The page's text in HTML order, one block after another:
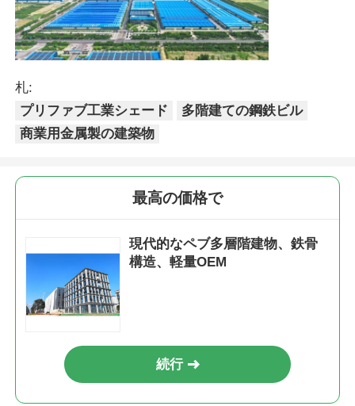
鋼構造オフィス
鉄骨構造鶏舎
鉄骨造多階建て
公共鉄骨造の建物
商業用鋼材の構造
プリファブ 製鋼構造
札:
プリファブ工業シェード
多階建ての鋼鉄ビル
商業用金属製の建築物
最高の価格で
現代的なペブ多層階建物、鉄骨
構造、軽量OEM
続行